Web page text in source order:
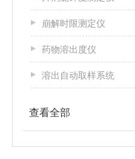
崩解时限测定仪
药物溶出度仪
溶出自动取样系统
查看全部